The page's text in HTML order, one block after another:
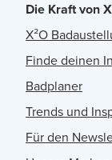
Die Kraft von
X²O
Finde deinen
Badplaner
Trends und
Für den